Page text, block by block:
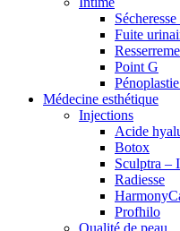
Fuite
Point G
Médecine esthétique
Injections
Acide
Botox
Sculptra –
Radiesse
Profhilo
Qualité de peau